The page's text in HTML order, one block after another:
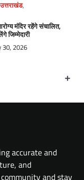
उत्तराखंड,
मंदिर रहेंगे संचालित,
जिम्मेदारी
30, 2026
+
accurate and
and
and stay